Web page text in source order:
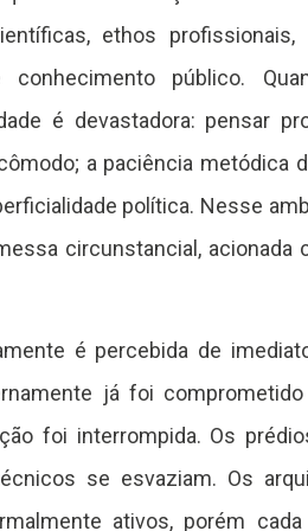
ethos
público.
é devastadora: pensar
a paciência metódica
política. Nesse
circunstancial, acionada
é percebida de
já foi
foi interrompida. Os
se esvaziam. Os
ativos, porém